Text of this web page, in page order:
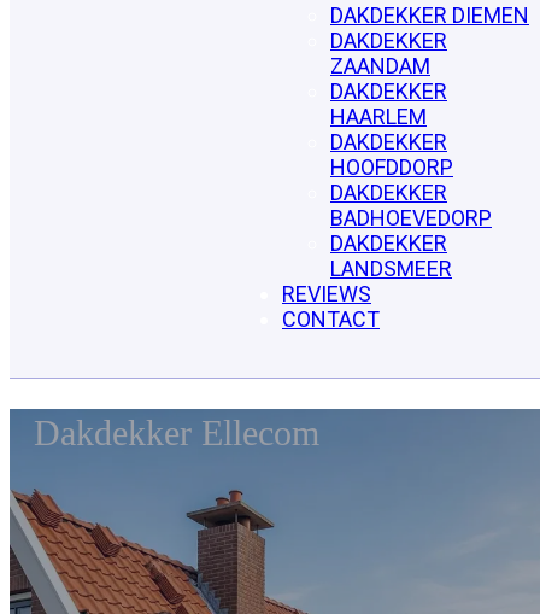
DAKDEKKER DIEMEN
DAKDEKKER
ZAANDAM
DAKDEKKER
HAARLEM
DAKDEKKER
HOOFDDORP
DAKDEKKER
BADHOEVEDORP
DAKDEKKER
LANDSMEER
REVIEWS
CONTACT
Dakdekker Ellecom